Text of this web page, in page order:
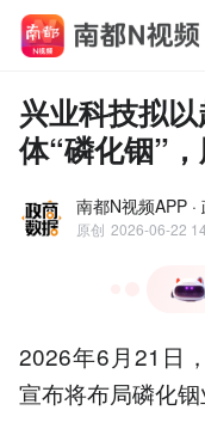
兴业科技拟
体“磷化铟”
南都N视频APP ·
原创 2026-06-22
磷化
2.标
2026年6月21日
宣布将布局磷化铟